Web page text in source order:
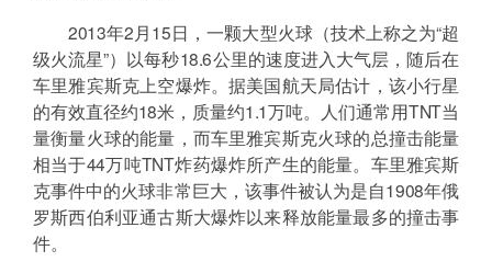
2013年2月15日，一颗大型火球（技术上称之为“超
级火流星”）以每秒18.6公里的速度进入大气层，随后在
车里雅宾斯克上空爆炸。据美国航天局估计，该小行星
的有效直径约18米，质量约1.1万吨。人们通常用TNT当
量衡量火球的能量，而车里雅宾斯克火球的总撞击能量
相当于44万吨TNT炸药爆炸所产生的能量。车里雅宾斯
克事件中的火球非常巨大，该事件被认为是自1908年俄
罗斯西伯利亚通古斯大爆炸以来释放能量最多的撞击事
件。